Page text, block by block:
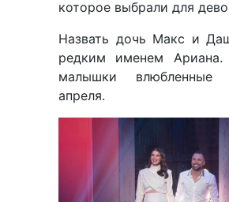
которое выбрали для
Назвать дочь Макс и
редким именем Ариана.
малышки
апреля.